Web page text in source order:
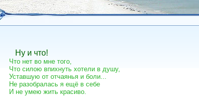
Ну и что!
Что нет во мне того,
Что силою впихнуть хотели в душу,
Уставшую от отчаянья и боли...
Не разобралась я ещё в себе
И не умею жить красиво.